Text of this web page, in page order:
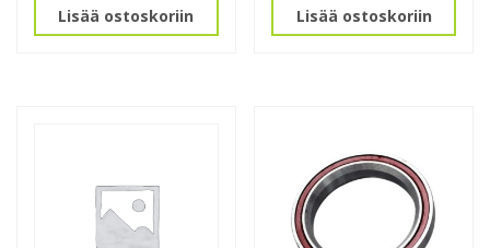
Lisää ostoskoriin Lisää ostoskoriin